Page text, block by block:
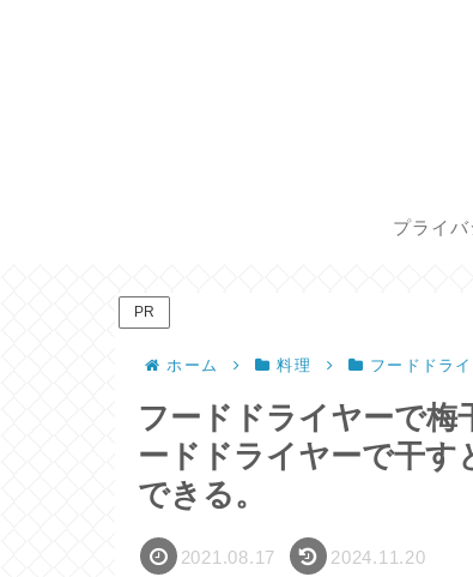
プライ
PR
ホーム 料理 フードドラ
フードドライヤーで梅
ードドライヤーで干す
できる。
2021.08.17 2024.11.20